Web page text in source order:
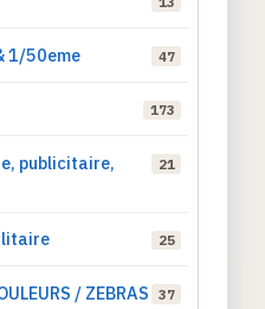
1/50eme 47
173
publicitaire,
21
25
/ ZEBRAS 37